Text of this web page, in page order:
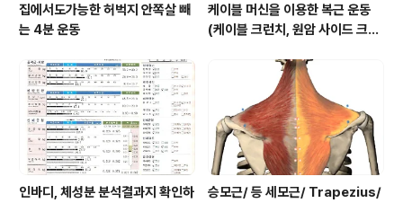
집에서도가능한 허벅지 안쪽살 빼
는 4분 운동
케이블 머신을 이용한 복근 운동
(케이블 크런치, 원암 사이드 크런
인바디, 체성분 분석결과지 확인하
승모근/ 등 세모근/ Trapezius/